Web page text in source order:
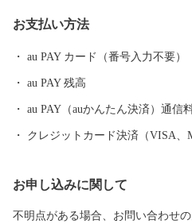
国各地へ出荷され、品質の良さ、
す。さらに新しい産物や6次産業化
す。 白石町は、山と平野、川と海
が一体として揃っています。
お支払い方法
au PAY カード（番号入力不要）
au PAY 残高
au PAY（auかんたん決済）通信
クレジットカード決済（VISA、
お申し込みに関して
不明点がある場合、お問い合わせ